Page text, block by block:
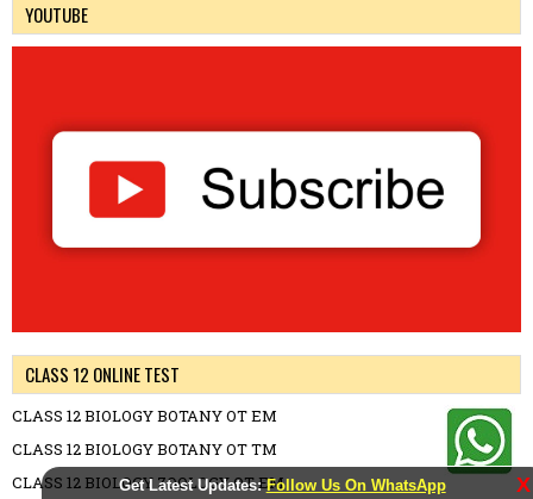
Get Latest Updates:Follow Us On WhatsApp X
YOUTUBE
CLASS 12 ONLINE TEST
CLASS 12 BIOLOGY BOTANY OT EM
CLASS 12 BIOLOGY BOTANY OT TM
CLASS 12 BIOLOGY ZOOLOGY OT EM